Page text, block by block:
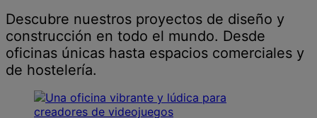
Descubre nuestros proyectos de diseño y
construcción en todo el mundo. Desde
oficinas únicas hasta espacios comerciales y
de hostelería.